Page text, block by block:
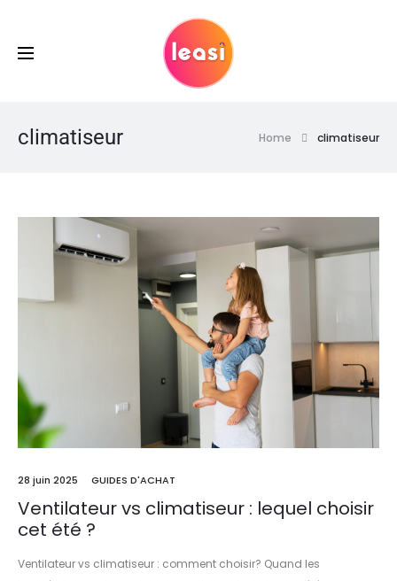
climatiseur Home climatiseur
28 juin 2025 GUIDES D'ACHAT
Ventilateur vs climatiseur : lequel choisir
cet été ?
Ventilateur vs climatiseur : comment choisir? Quand les